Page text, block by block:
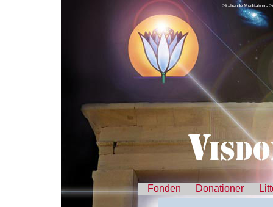
Skabende Meditation -
Fonden Donationer